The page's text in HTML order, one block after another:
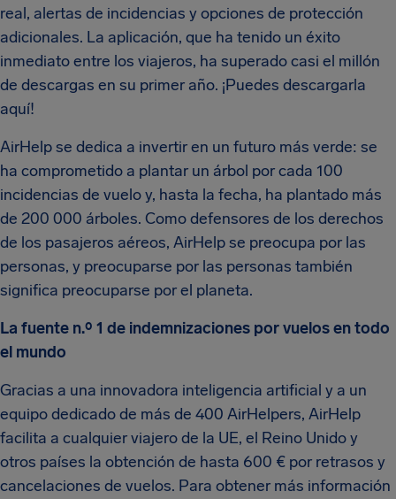
real, alertas de incidencias y opciones de protección
adicionales. La aplicación, que ha tenido un éxito
inmediato entre los viajeros, ha superado casi el millón
de descargas en su primer año. ¡Puedes descargarla
aquí!
AirHelp se dedica a invertir en un futuro más verde: se
ha comprometido a plantar un árbol por cada 100
incidencias de vuelo y, hasta la fecha, ha plantado más
de 200 000 árboles. Como defensores de los derechos
de los pasajeros aéreos, AirHelp se preocupa por las
personas, y preocuparse por las personas también
significa preocuparse por el planeta.
La fuente n.º 1 de indemnizaciones por vuelos en todo
el mundo
Gracias a una innovadora inteligencia artificial y a un
equipo dedicado de más de 400 AirHelpers, AirHelp
facilita a cualquier viajero de la UE, el Reino Unido y
otros países la obtención de hasta 600 € por retrasos y
cancelaciones de vuelos. Para obtener más información